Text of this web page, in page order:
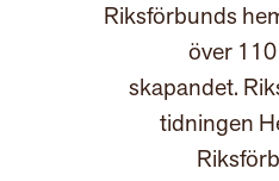
Riksförbunds
över
skapandet.
tidningen